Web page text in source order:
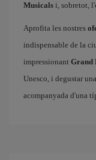
Musicals i, sobretot,
Aprofita les nostres
indispensable de la
impressionant Grand
Unesco, i degustar
acompanyada d'una